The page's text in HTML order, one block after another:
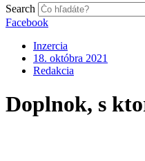
Search
Facebook
Inzercia
18. októbra 2021
Redakcia
Doplnok, s